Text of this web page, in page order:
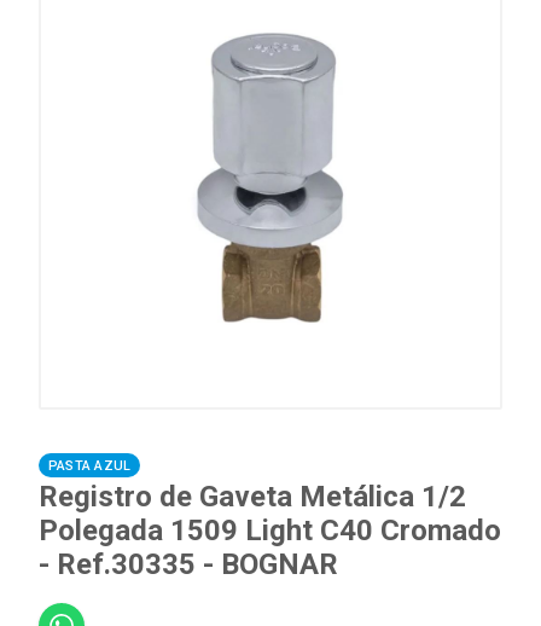
PASTA AZUL
Registro de Gaveta Metálica 1/2
Polegada 1509 Light C40 Cromado
- Ref.30335 - BOGNAR